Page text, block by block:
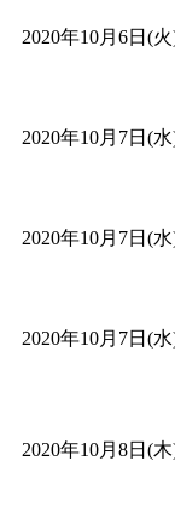
「皆
de
す」
「み
2020年10月6日(
2020年10月7日(
2020年10月7日(
2020年10月7日(
2020年10月8日(